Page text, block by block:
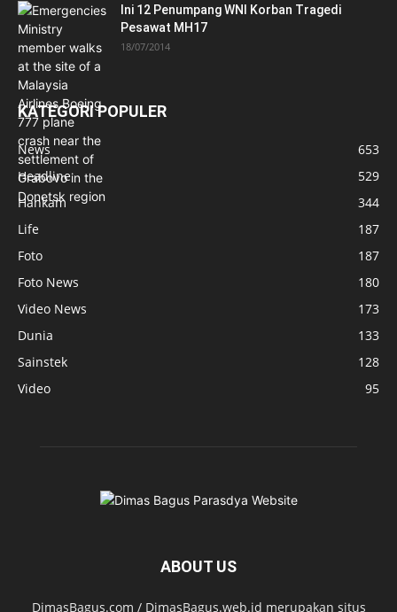
Ini 12 Penumpang WNI Korban Tragedi
Pesawat MH17
18/07/2014
KATEGORI POPULER
News
653
Headline
529
Hankam
344
Life
187
Foto
187
Foto News
180
Video News
173
Dunia
133
Sainstek
128
Video
95
ABOUT US
DimasBagus.com / DimasBagus.web.id merupakan situs